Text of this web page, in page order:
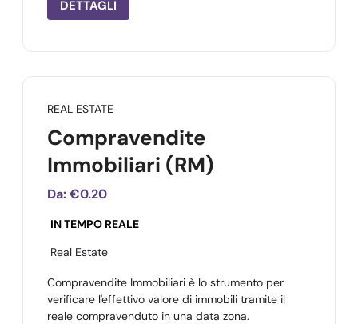
DETTAGLI
REAL ESTATE
Compravendite
Immobiliari (RM)
Da:€0.20
IN TEMPO REALE
Real Estate
Compravendite Immobiliari è lo strumento per
verificare l'effettivo valore di immobili tramite il
reale compravenduto in una data zona.